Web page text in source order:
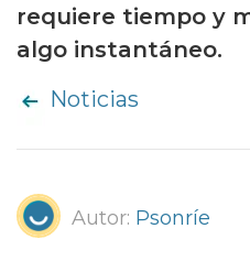
requiere tiempo y
algo instantáneo.
Noticias
Autor: Psonríe